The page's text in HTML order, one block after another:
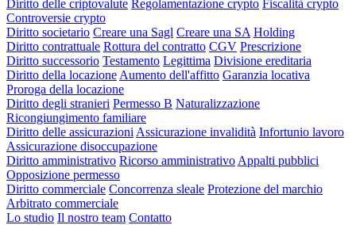
Diritto delle criptovalute Regolamentazione crypto Fiscalità crypto
Controversie crypto
Diritto societario Creare una Sagl Creare una SA Holding
Diritto contrattuale Rottura del contratto CGV Prescrizione
Diritto successorio Testamento Legittima Divisione ereditaria
Diritto della locazione Aumento dell'affitto Garanzia locativa
Proroga della locazione
Diritto degli stranieri Permesso B Naturalizzazione
Ricongiungimento familiare
Diritto delle assicurazioni Assicurazione invalidità Infortunio lavoro
Assicurazione disoccupazione
Diritto amministrativo Ricorso amministrativo Appalti pubblici
Opposizione permesso
Diritto commerciale Concorrenza sleale Protezione del marchio
Arbitrato commerciale
Lo studio Il nostro team Contatto